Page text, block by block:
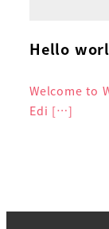
Hello
Welcome to
Edi […]